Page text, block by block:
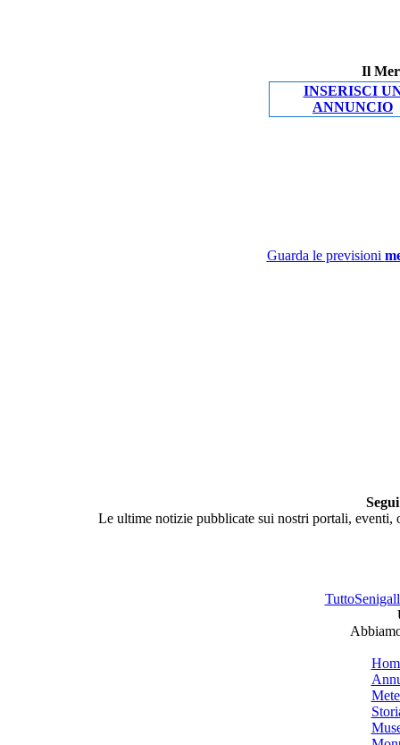
Il
INSERISCI
ANNUNCIO
Guarda le previsioni
Le ultime notizie pubblicate sui nostri portali,